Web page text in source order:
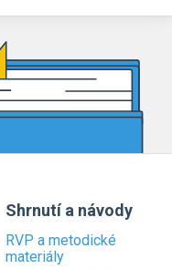
Shrnutí a návody
RVP a metodické
materiály